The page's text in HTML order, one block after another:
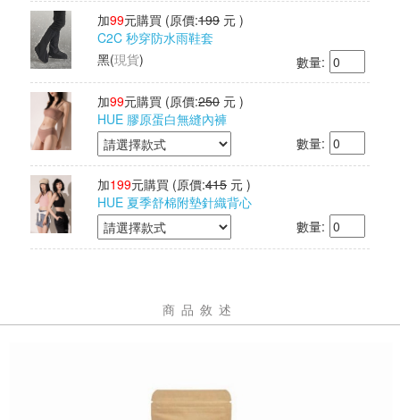
後調：白麝香
其他檢驗：經SGS檢驗、IFRA國際認證通過
精油產地：英國
【海鹽鼠尾草】
成分：海鹽鼠尾草香氛精油
前調：佛手柑
中調：橙花
後調：琥珀、廣藿香
其他檢驗：經SGS檢驗、IFRA國際認證通過
精油產地：法國
【煙燻皮革】
成分：煙燻皮革香氛精油
前調：黑醋栗
中調：肉豆蔻、天竺葵
【雪松檀木】
其他檢驗：經SGS檢驗、IFRA國際認證通過
加99元購買 (原價:199 元 )
C2C 秒穿防水雨鞋套
黑(現貨) 數量:
加99元購買 (原價:250 元 )
HUE 膠原蛋白無縫內褲
數量:
加199元購買 (原價:415 元 )
HUE 夏季舒棉附墊針織背心
數量:
商品敘述